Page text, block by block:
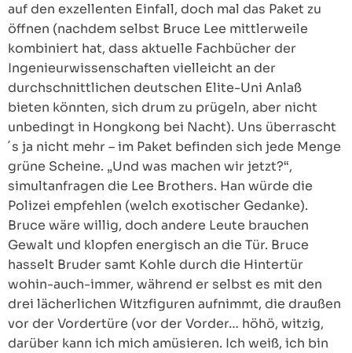
auf den exzellenten Einfall, doch mal das Paket zu
öffnen (nachdem selbst Bruce Lee mittlerweile
kombiniert hat, dass aktuelle Fachbücher der
Ingenieurwissenschaften vielleicht an der
durchschnittlichen deutschen Elite-Uni Anlaß
bieten könnten, sich drum zu prügeln, aber nicht
unbedingt in Hongkong bei Nacht). Uns überrascht
´s ja nicht mehr – im Paket befinden sich jede Menge
grüne Scheine. „Und was machen wir jetzt?“,
simultanfragen die Lee Brothers. Han würde die
Polizei empfehlen (welch exotischer Gedanke).
Bruce wäre willig, doch andere Leute brauchen
Gewalt und klopfen energisch an die Tür. Bruce
hasselt Bruder samt Kohle durch die Hintertür
wohin-auch-immer, während er selbst es mit den
drei lächerlichen Witzfiguren aufnimmt, die draußen
vor der Vordertüre (vor der Vorder… höhö, witzig,
darüber kann ich mich amüsieren. Ich weiß, ich bin